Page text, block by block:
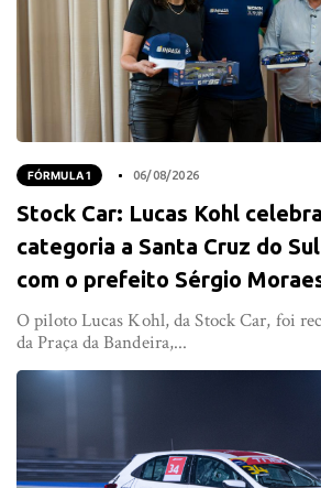
FÓRMULA 1 06/08/2026
Stock Car: Lucas Kohl
categoria a Santa Cruz do
com o prefeito Sérgio
O piloto Lucas Kohl, da Stock Car, foi
da Praça da Bandeira,...